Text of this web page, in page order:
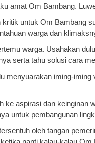
amat Om Bambang.
kritik untuk Om Bambang
warga dan
warga. Usahakan
serta tahu solusi cara
menyuarakan iming-
ke aspirasi dan keinginan
untuk pembangunan
oleh tangan